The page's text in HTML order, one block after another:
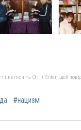
і натисніть Ctrl + Enter, щоб
#нацизм